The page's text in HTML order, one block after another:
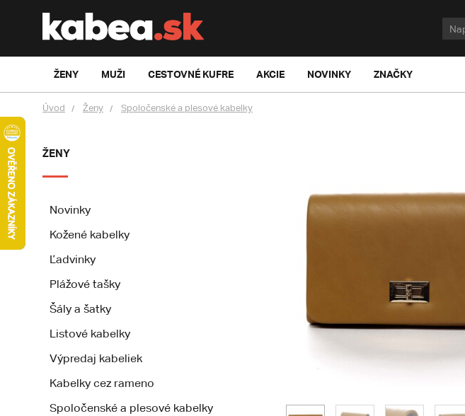
ŽENY MUŽI CESTOVNÉ KUFRE AKCIE NOVINKY ZNAČKY
Úvod Ženy Spoločenské a plesové kabelky
ŽENY
Novinky
Kožené kabelky
Ľadvinky
Plážové tašky
Šály a šatky
Listové kabelky
Výpredaj kabeliek
Kabelky cez rameno
Spoločenské a plesové kabelky